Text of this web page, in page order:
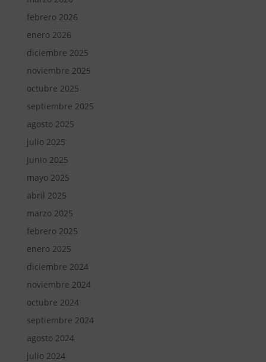
febrero 2026
enero 2026
diciembre 2025
noviembre 2025
octubre 2025
septiembre 2025
agosto 2025
julio 2025
junio 2025
mayo 2025
abril 2025
marzo 2025
febrero 2025
enero 2025
diciembre 2024
noviembre 2024
octubre 2024
septiembre 2024
agosto 2024
julio 2024